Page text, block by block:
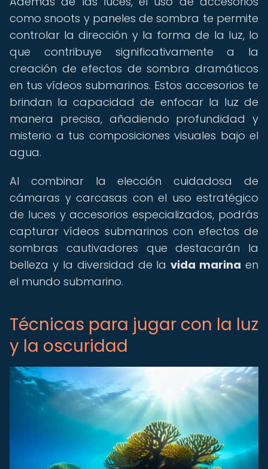
como snoots y paneles de sombra te permite
controlar la dirección y la forma de la luz, lo
que contribuye significativamente a la
creación de efectos de sombra dramáticos
en tus vídeos submarinos. Estos accesorios te
brindan la capacidad de enfocar la luz de
manera precisa, añadiendo profundidad y
misterio a tus composiciones visuales bajo el
agua.
Al combinar la elección cuidadosa de
cámaras y carcasas con el uso estratégico
de luces y accesorios especializados, podrás
capturar vídeos submarinos con efectos de
sombras cautivadores que destacarán la
belleza y la diversidad de lavida marina en
el mundo submarino.
Técnicas para jugar con la luz
y la oscuridad